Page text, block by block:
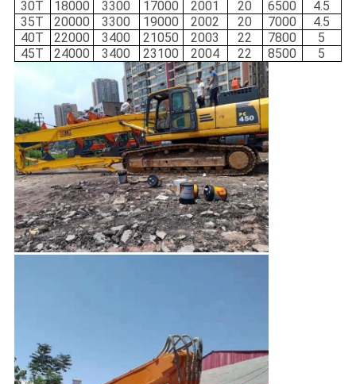
30T 18000 3300 17000 2001 20 6500
4.5
35T
20000 3300 19000 2002 20 7000
4.5
40T
22000 3400 21050 2003 22 7800
5
45T
24000 3400 23100 2004 22 8500 5